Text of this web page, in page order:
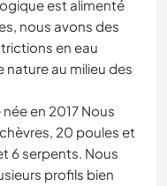
est alimenté
nous avons des
en eau
nature au milieu des
en 2017 Nous
20 poules et
6 serpents. Nous
profils bien